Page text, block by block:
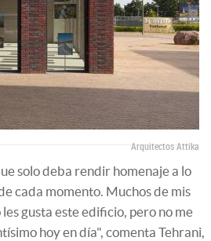
Arquitectos Attika
solo deba rendir homenaje a lo
cada momento. Muchos de mis
gusta este edificio, pero no me
hoy en día", comenta Tehrani,